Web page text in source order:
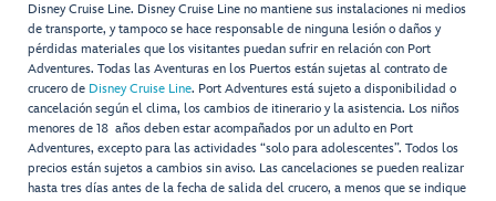
Disney Cruise Line. Disney Cruise Line no mantiene sus instalaciones ni medios
de transporte, y tampoco se hace responsable de ninguna lesión o daños y
pérdidas materiales que los visitantes puedan sufrir en relación con Port
Adventures. Todas las Aventuras en los Puertos están sujetas al contrato de
crucero de Disney Cruise Line. Port Adventures está sujeto a disponibilidad o
cancelación según el clima, los cambios de itinerario y la asistencia. Los niños
menores de 18 años deben estar acompañados por un adulto en Port
Adventures, excepto para las actividades “solo para adolescentes”. Todos los
precios están sujetos a cambios sin aviso. Las cancelaciones se pueden realizar
hasta tres días antes de la fecha de salida del crucero, a menos que se indique